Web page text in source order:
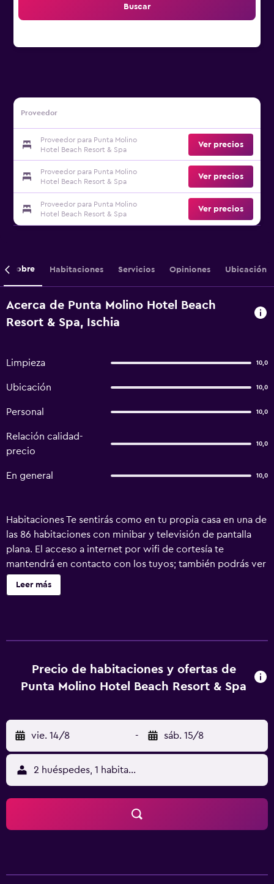
Buscar
Proveedor
Proveedor para Punta Molino
Hotel Beach Resort & Spa
Ver precios
Proveedor para Punta Molino
Hotel Beach Resort & Spa
Ver precios
Proveedor para Punta Molino
Hotel Beach Resort & Spa
Ver precios
Sobre Habitaciones Servicios Opiniones Ubicación
Acerca de Punta Molino Hotel Beach
Resort & Spa, Ischia
Limpieza 10,0
Ubicación 10,0
Personal 10,0
Relación calidad-
precio
10,0
En general 10,0
Habitaciones Te sentirás como en tu propia casa en una de
las 86 habitaciones con minibar y televisión de pantalla
plana. El acceso a internet por wifi de cortesía te
mantendrá en contacto con los tuyos; también podrás ver
tu programa favorito en la televisión con canales vía
satélite. El baño privado con bañera o ducha dispone de
tratamientos corporales y tratamientos faciales. Tras un
baño en una de las 2 piscinas al aire libre, nada como la
servicio de guardería con cargo. Serivicos de negocios y
otros Tendrás centro de negocios, servicio de limusina o
coche con chofer y servicio de tintorería/lavandería a tu
disposición. Se ofrece un servicio de traslado desde/hacia
la terminal de ferry sin cargo disponible previa solicitud,
así como estacionamiento gratis. Ubicación del
establecimiento Si reservas tu estadía en Punta Molino
Beach Resort and Thermal Spa, te encontrarás en el
este hotel de 5 estrellas y estarás a 2 km de Playa
Leer más
Precio de habitaciones y ofertas de
Punta Molino Hotel Beach Resort & Spa
vie. 14/8 - sáb. 15/8
2 huéspedes, 1 habitación